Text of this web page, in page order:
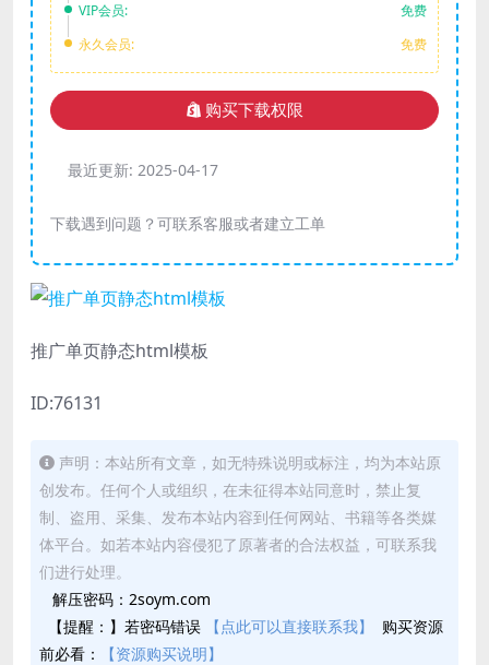
VIP会员:
免费
永久会员:
免费
购买下载权限
最近更新: 2025-04-17
下载遇到问题？可联系客服或者建立工单
推广单页静态html模板
ID:76131
声明：本站所有文章，如无特殊说明或标注，均为本站原
创发布。任何个人或组织，在未征得本站同意时，禁止复
制、盗用、采集、发布本站内容到任何网站、书籍等各类媒
体平台。如若本站内容侵犯了原著者的合法权益，可联系我
们进行处理。
解压密码：2soym.com
【提醒：】若密码错误
【点此可以直接联系我】
购买资源
前必看：
【资源购买说明】